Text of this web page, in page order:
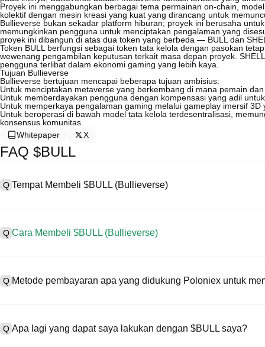
Proyek ini menggabungkan berbagai tema permainan on-chain,
kolektif dengan mesin kreasi yang kuat yang dirancang untuk
Bullieverse bukan sekadar platform hiburan; proyek ini berusaha
memungkinkan pengguna untuk menciptakan pengalaman yang
proyek ini dibangun di atas dua token yang berbeda — BULL dan
Token BULL berfungsi sebagai token tata kelola dengan pasokan
wewenang pengambilan keputusan terkait masa depan proyek.
pengguna terlibat dalam ekonomi gaming yang lebih kaya.
Tujuan Bullieverse
Bullieverse bertujuan mencapai beberapa tujuan ambisius:
Untuk menciptakan metaverse yang berkembang di mana pemain
Untuk memberdayakan pengguna dengan kompensasi yang adil
Untuk memperkaya pengalaman gaming melalui gameplay imersif
Untuk beroperasi di bawah model tata kelola terdesentralisasi,
konsensus komunitas.
Whitepaper
X
FAQ $BULL
Q Tempat Membeli $BULL (Bullieverse)
antarmuka yang ramah pengguna, likuiditas tinggi, dan berbagai
mendukung trading berbagai mata uang kripto, termasuk $BULL,
1. Buat akun dan selesaikan verifikasi KYC.
2. Danai akun Anda dengan mata uang fiat dan mata uang kripto.
Q Cara Membeli $BULL (Bullieverse)
(Bullieverse) dan beragam aset digital berkualitas tinggi.
Q Metode pembayaran apa yang didukung Poloniex untuk
1) Kartu Kredit/Debit (seperti Visa dan Mastercard) untuk membeli
2) P2P trading untuk membeli USDT dari pengguna lain yang
Q Apa lagi yang dapat saya lakukan dengan $BULL saya?